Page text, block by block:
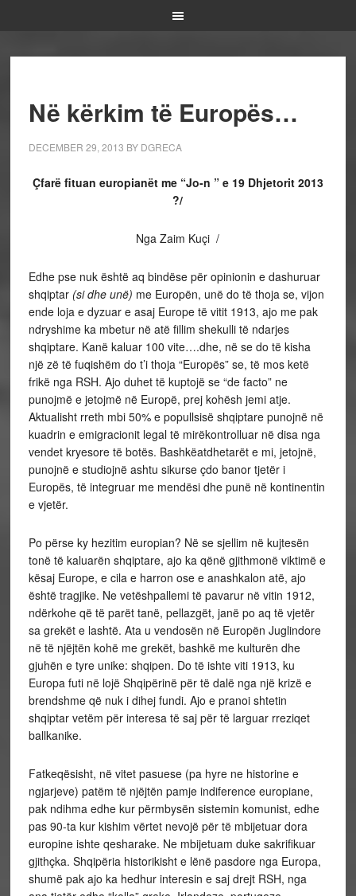
Në kërkim të Europës…
DECEMBER 29, 2013 BY DGRECA
Çfarë fituan europianët me “Jo-n ” e 19 Dhjetorit 2013
?/
Nga Zaim Kuçi /
Edhe pse nuk është aq bindëse për opinionin e dashuruar
shqiptar (si dhe unë) me Europën, unë do të thoja se, vijon
ende loja e dyzuar e asaj Europe të vitit 1913, ajo me pak
ndryshime ka mbetur në atë fillim shekulli të ndarjes
shqiptare. Kanë kaluar 100 vite….dhe, në se do të kisha
një zë të fuqishëm do t’i thoja “Europës” se, të mos ketë
frikë nga RSH. Ajo duhet të kuptojë se “de facto” ne
punojmë e jetojmë në Europë, prej kohësh jemi atje.
Aktualisht rreth mbi 50% e popullsisë shqiptare punojnë në
kuadrin e emigracionit legal të mirëkontrolluar në disa nga
vendet kryesore të botës. Bashkëatdhetarët e mi, jetojnë,
punojnë e studiojnë ashtu sikurse çdo banor tjetër i
Europës, të integruar me mendësi dhe punë në kontinentin
e vjetër.
Po përse ky hezitim europian? Në se sjellim në kujtesën
tonë të kaluarën shqiptare, ajo ka qënë gjithmonë viktimë e
kësaj Europe, e cila e harron ose e anashkalon atë, ajo
është tragjike. Ne vetëshpallemi të pavarur në vitin 1912,
ndërkohe që të parët tanë, pellazgët, janë po aq të vjetër
sa grekët e lashtë. Ata u vendosën në Europën Juglindore
në të njëjtën kohë me grekët, bashkë me kulturën dhe
gjuhën e tyre unike: shqipen. Do të ishte viti 1913, ku
Europa futi në lojë Shqipërinë për të dalë nga një krizë e
brendshme që nuk i dihej fundi. Ajo e pranoi shtetin
shqiptar vetëm për interesa të saj për të larguar rreziqet
ballkanike.
Fatkeqësisht, në vitet pasuese (pa hyre ne historine e
ngjarjeve) patëm të njëjtën pamje indiference europiane,
pak ndihma edhe kur përmbysën sistemin komunist, edhe
pas 90-ta kur kishim vërtet nevojë për të mbijetuar dora
europine ishte qesharake. Ne mbijetuam duke sakrifikuar
gjithçka. Shqipëria historikisht e lënë pasdore nga Europa,
shumë pak ajo ka hedhur interesin e saj drejt RSH, nga